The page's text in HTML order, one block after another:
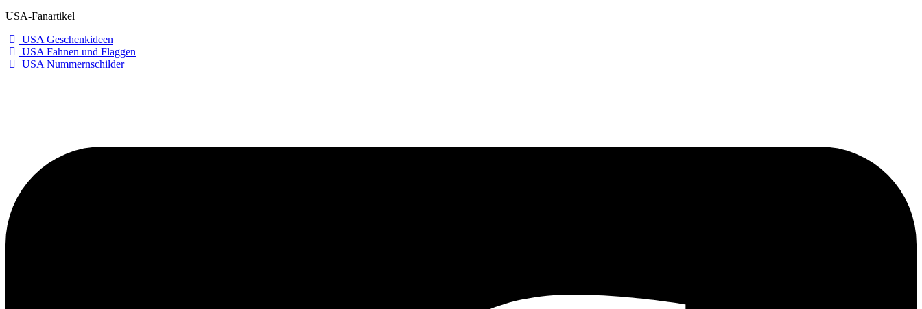
USA-Fanartikel
USA Geschenkideen
USA Fahnen und Flaggen
USA Nummernschilder